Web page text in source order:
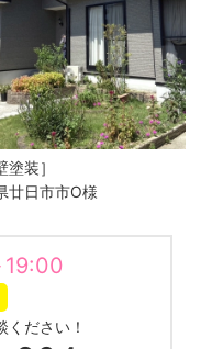
塗装］
廿日市市O様
19:00
ださい！